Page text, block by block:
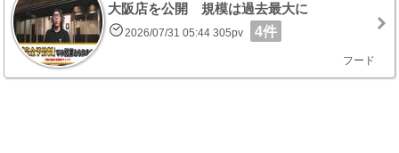
大阪店を公開 規模は過去最大に
2026/07/31 05:44 305pv 4件
フード